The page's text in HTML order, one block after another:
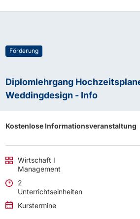
Förderung
Diplomlehrgang
Weddingdesign - Info
Kostenlose Informationsveranstaltung
Wirtschaft I
Management
2
Unterrichtseinheiten
Kurstermine